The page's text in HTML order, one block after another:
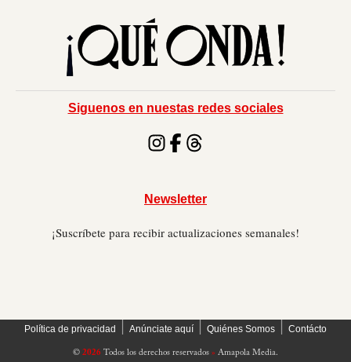
Siguenos en nuestas redes sociales
Newsletter
¡Suscríbete para recibir actualizaciones semanales!
Política de privacidad Anúnciate aquí Quiénes Somos Contácto
© 2026 Todos los derechos reservados » Amapola Media.